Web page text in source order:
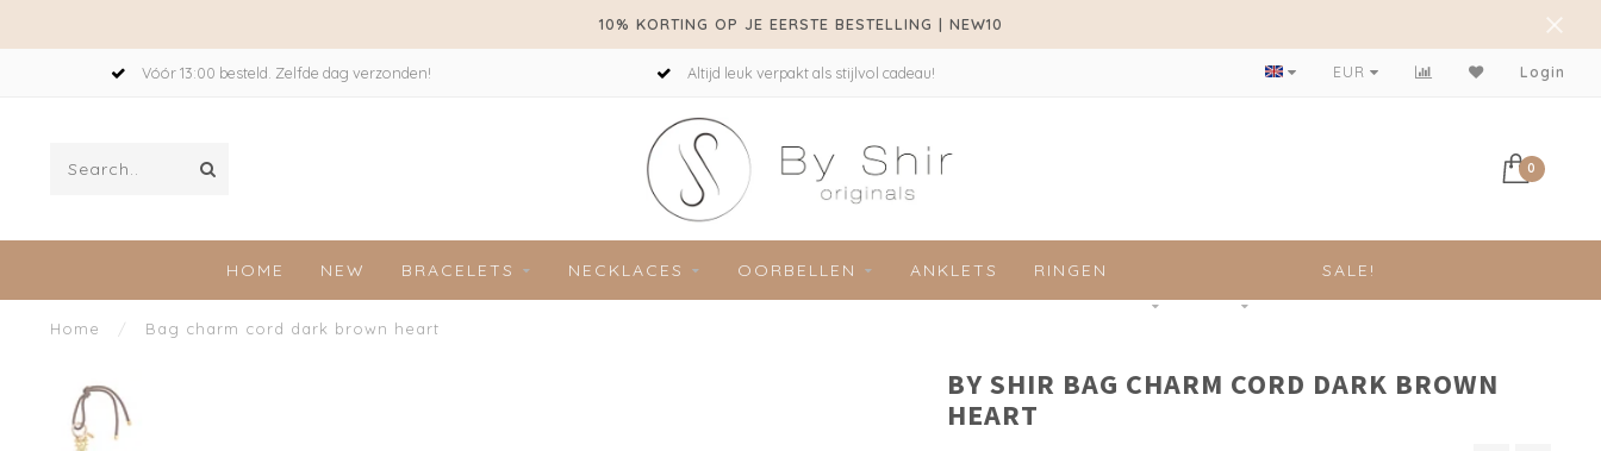
10% KORTING OP JE EERSTE BESTELLING | NEW10
Vóór 13:00 besteld. Zelfde dag verzonden! Altijd leuk verpakt als stijlvol cadeau! Achteraf betalen mogelijk!
EUR Login
0
HOME NEW BRACELETS NECKLACES OORBELLEN ANKLETS RINGEN SALE!
Home / Bag charm cord dark brown heart
BY SHIR BAG CHARM CORD DARK BROWN
HEART